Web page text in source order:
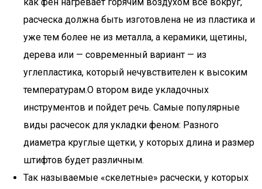
расческа должна быть изготовлена не из пластика и
уже тем более не из металла, а керамики, щетины,
дерева или — современный вариант — из
углепластика, который нечувствителен к высоким
температурам.О втором виде укладочных
инструментов и пойдет речь. Самые популярные
виды расчесок для укладки феном: Разного
диаметра круглые щетки, у которых длина и размер
штифтов будет различным.
Так называемые «скелетные» расчески, у которых